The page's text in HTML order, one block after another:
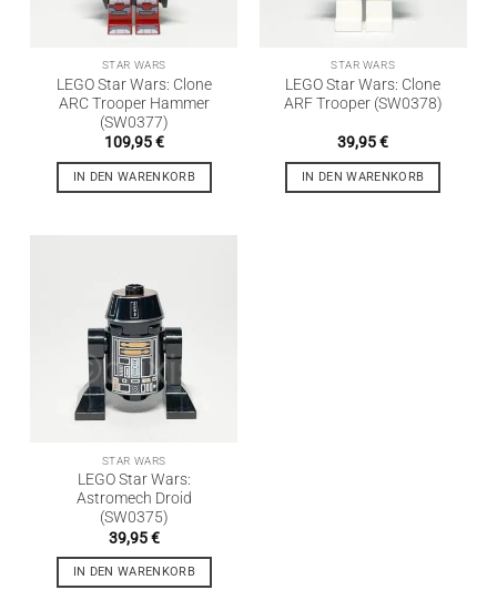
STAR WARS
LEGO Star Wars: Clone
ARC Trooper Hammer
(SW0377)
109,95€
IN DEN WARENKORB
STAR WARS
LEGO Star Wars: Clone
ARF Trooper (SW0378)
39,95€
IN DEN WARENKORB
STAR WARS
LEGO Star Wars:
Astromech Droid
(SW0375)
39,95€
IN DEN WARENKORB